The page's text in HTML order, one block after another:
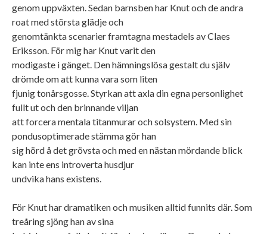
genom uppväxten. Sedan barnsben har Knut och de andra
roat med största glädje och
genomtänkta scenarier framtagna mestadels av Claes
Eriksson. För mig har Knut varit den
modigaste i gänget. Den hämningslösa gestalt du själv
drömde om att kunna vara som liten
fjunig tonårsgosse. Styrkan att axla din egna personlighet
fullt ut och den brinnande viljan
att forcera mentala titanmurar och solsystem. Med sin
pondusoptimerade stämma gör han
sig hörd å det grövsta och med en nästan mördande blick
kan inte ens introverta husdjur
undvika hans existens.
För Knut har dramatiken och musiken alltid funnits där. Som
treåring sjöng han av sina